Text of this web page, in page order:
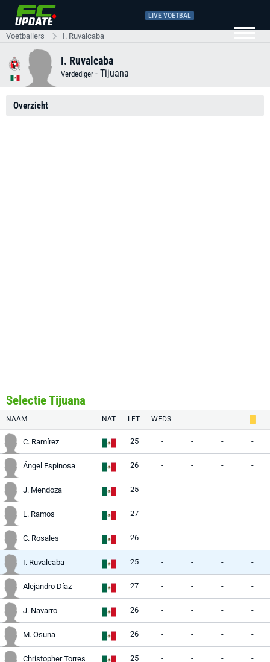
LIVE VOETBAL
Voetballers I. Ruvalcaba
I. Ruvalcaba
Verdediger - Tijuana
Overzicht
Selectie Tijuana
NAAM NAT. LFT. WEDS.
C. Ramírez 25 - - - -
Ángel Espinosa 26 - - - -
J. Mendoza 25 - - - -
L. Ramos 27 - - - -
C. Rosales 26 - - - -
I. Ruvalcaba 25 - - - -
Alejandro Díaz 27 - - - -
J. Navarro 26 - - - -
M. Osuna 26 - - - -
Christopher Torres 25 - - - -